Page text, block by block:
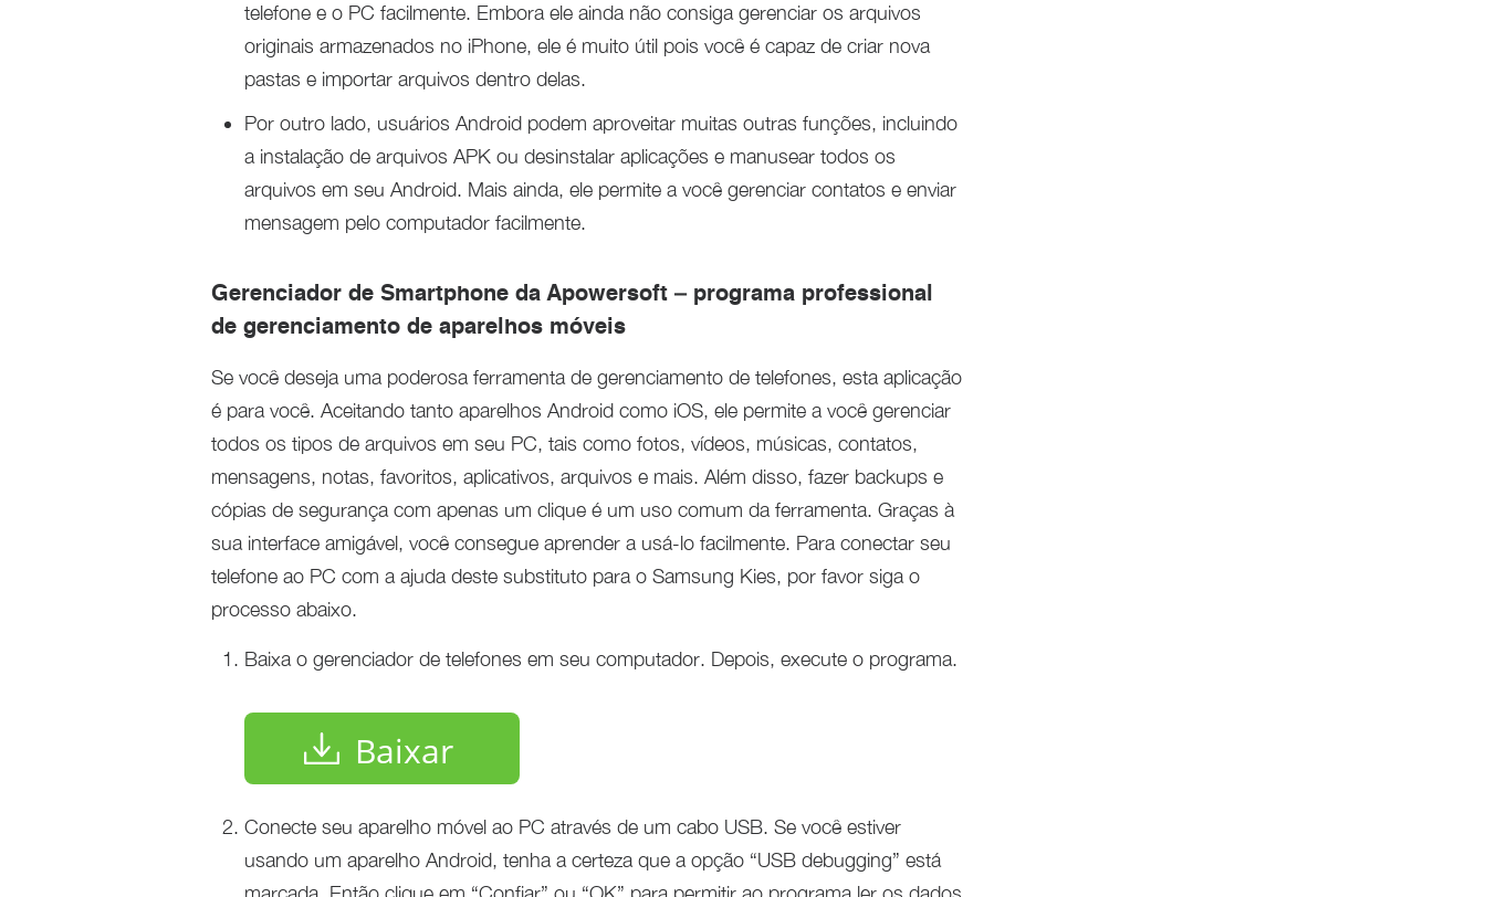
telefone e o PC facilmente. Embora ele ainda não consiga gerenciar os arquivos
originais armazenados no iPhone, ele é muito útil pois você é capaz de criar nova
pastas e importar arquivos dentro delas.
Por outro lado, usuários Android podem aproveitar muitas outras funções, incluindo
a instalação de arquivos APK ou desinstalar aplicações e manusear todos os
arquivos em seu Android. Mais ainda, ele permite a você gerenciar contatos e enviar
mensagem pelo computador facilmente.
Gerenciador de Smartphone da Apowersoft – programa professional
de gerenciamento de aparelhos móveis
Se você deseja uma poderosa ferramenta de gerenciamento de telefones, esta aplicação
é para você. Aceitando tanto aparelhos Android como iOS, ele permite a você gerenciar
todos os tipos de arquivos em seu PC, tais como fotos, vídeos, músicas, contatos,
mensagens, notas, favoritos, aplicativos, arquivos e mais. Além disso, fazer backups e
cópias de segurança com apenas um clique é um uso comum da ferramenta. Graças à
sua interface amigável, você consegue aprender a usá-lo facilmente. Para conectar seu
telefone ao PC com a ajuda deste substituto para o Samsung Kies, por favor siga o
processo abaixo.
Baixa o gerenciador de telefones em seu computador. Depois, execute o programa.
Baixar
Conecte seu aparelho móvel ao PC através de um cabo USB. Se você estiver
usando um aparelho Android, tenha a certeza que a opção “USB debugging” está